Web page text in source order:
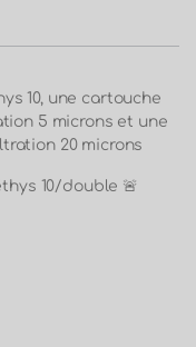
10, une cartouche
5 microns et une
20 microns
10/double 🚨